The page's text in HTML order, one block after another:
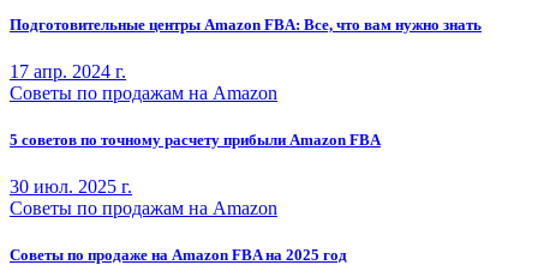
Подготовительные центры Amazon FBA: Все, что вам нужно знать
17 апр. 2024 г.
Советы по продажам на Amazon
5 советов по точному расчету прибыли Amazon FBA
30 июл. 2025 г.
Советы по продажам на Amazon
Советы по продаже на Amazon FBA на 2025 год